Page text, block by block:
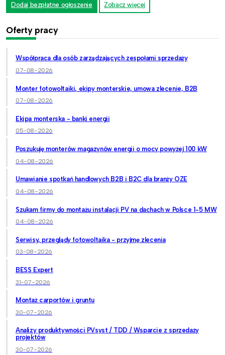
Dodaj bezpłatne ogłoszenie Zobacz więcej
Oferty pracy
Współpraca dla osób zarządzających zespołami sprzedaży
07-08-2026
Monter fotowoltaiki, ekipy monterskie, umowa zlecenie, B2B
07-08-2026
Ekipa monterska - banki energii
05-08-2026
Poszukuję monterów magazynów energii o mocy powyżej 100 kW
04-08-2026
Umawianie spotkań handlowych B2B i B2C dla branży OZE
04-08-2026
Szukam firmy do montażu instalacji PV na dachach w Polsce 1-5 MW
04-08-2026
Serwisy, przeglądy fotowoltaika - przyjmę zlecenia
03-08-2026
BESS Expert
31-07-2026
Montaż carportów i gruntu
30-07-2026
Analizy produktywności PVsyst / TDD / Wsparcie z sprzedaży
projektów
30-07-2026